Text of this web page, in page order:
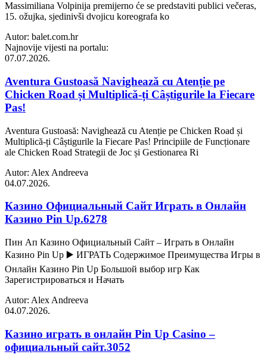
Massimiliana Volpinija premijerno će se predstaviti publici večeras,
15. ožujka, sjedinivši dvojicu koreografa ko
Autor: balet.com.hr
Najnovije vijesti na portalu:
07.07.2026.
Aventura Gustoasă Navighează cu Atenție pe
Chicken Road și Multiplică-ți Câștigurile la Fiecare
Pas!
Aventura Gustoasă: Navighează cu Atenție pe Chicken Road și
Multiplică-ți Câștigurile la Fiecare Pas! Principiile de Funcționare
ale Chicken Road Strategii de Joc și Gestionarea Ri
Autor: Alex Andreeva
04.07.2026.
Казино Официальный Сайт Играть в Онлайн
Казино Pin Up.6278
Пин Ап Казино Официальный Сайт – Играть в Онлайн
Казино Pin Up ▶️ ИГРАТЬ Содержимое Преимущества Игры в
Онлайн Казино Pin Up Большой выбор игр Как
Зарегистрироваться и Начать
Autor: Alex Andreeva
04.07.2026.
Казино играть в онлайн Pin Up Casino –
официальный сайт.3052